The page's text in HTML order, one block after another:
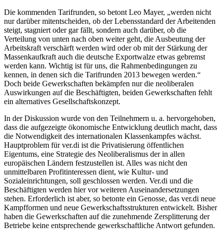
Die kommenden Tarifrunden, so betont Leo Mayer, „werden nicht
nur darüber mitentscheiden, ob der Lebensstandard der Arbeitenden
steigt, stagniert oder gar fällt, sondern auch darüber, ob die
Verteilung von unten nach oben weiter geht, die Ausbeutung der
Arbeitskraft verschärft werden wird oder ob mit der Stärkung der
Massenkaufkraft auch die deutsche Exportwalze etwas gebremst
werden kann. Wichtig ist für uns, die Rahmenbedingungen zu
kennen, in denen sich die Tarifrunden 2013 bewegen werden.“
Doch beide Gewerkschaften bekämpfen nur die neoliberalen
Auswirkungen auf die Beschäftigten, beiden Gewerkschaften fehlt
ein alternatives Gesellschaftskonzept.
In der Diskussion wurde von den Teilnehmern u. a. hervorgehoben,
dass die aufgezeigte ökonomische Entwicklung deutlich macht, dass
die Notwendigkeit des internationalen Klassenkampfes wächst.
Hauptproblem für ver.di ist die Privatisierung öffentlichen
Eigentums, eine Strategie des Neoliberalismus der in allen
europäischen Ländern festzustellen ist. Alles was nicht den
unmittelbaren Profitinteressen dient, wie Kultur- und
Sozialeinrichtungen, soll geschlossen werden. Ver.di und die
Beschäftigten werden hier vor weiteren Auseinandersetzungen
stehen. Erforderlich ist aber, so betonte ein Genosse, das ver.di neue
Kampfformen und neue Gewerkschaftsstrukturen entwickelt. Bisher
haben die Gewerkschaften auf die zunehmende Zersplitterung der
Betriebe keine entsprechende gewerkschaftliche Antwort gefunden.